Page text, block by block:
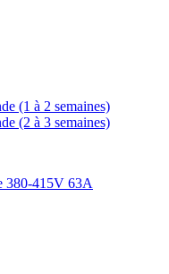
(1 à 2 semaines)
(2 à 3 semaines)